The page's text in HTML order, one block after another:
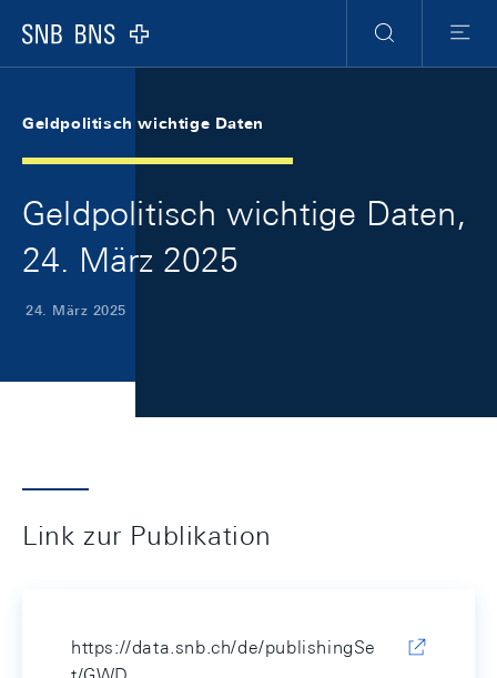
Logo
Suche
Menu
Geldpolitisch wichtige Daten
Geldpolitisch wichtige Daten,
24. März 2025
24. März 2025
Link zur Publikation
https://data.snb.ch/de/publishingSe